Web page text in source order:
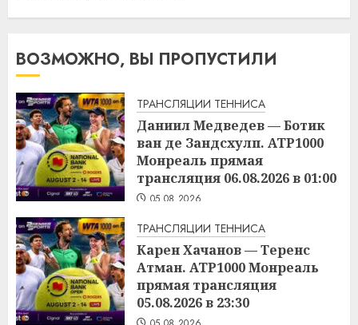
ВОЗМОЖНО, ВЫ ПРОПУСТИЛИ
ТРАНСЛЯЦИИ ТЕННИСА
Даниил Медведев — Ботик
ван де Зандсхулп. ATP1000
Монреаль прямая
трансляция 06.08.2026 в 01:00
05.08.2026
ТРАНСЛЯЦИИ ТЕННИСА
Карен Хачанов — Теренс
Атман. ATP1000 Монреаль
прямая трансляция
05.08.2026 в 23:30